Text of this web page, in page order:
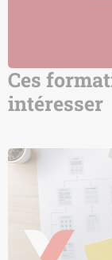
Ces
intéresser